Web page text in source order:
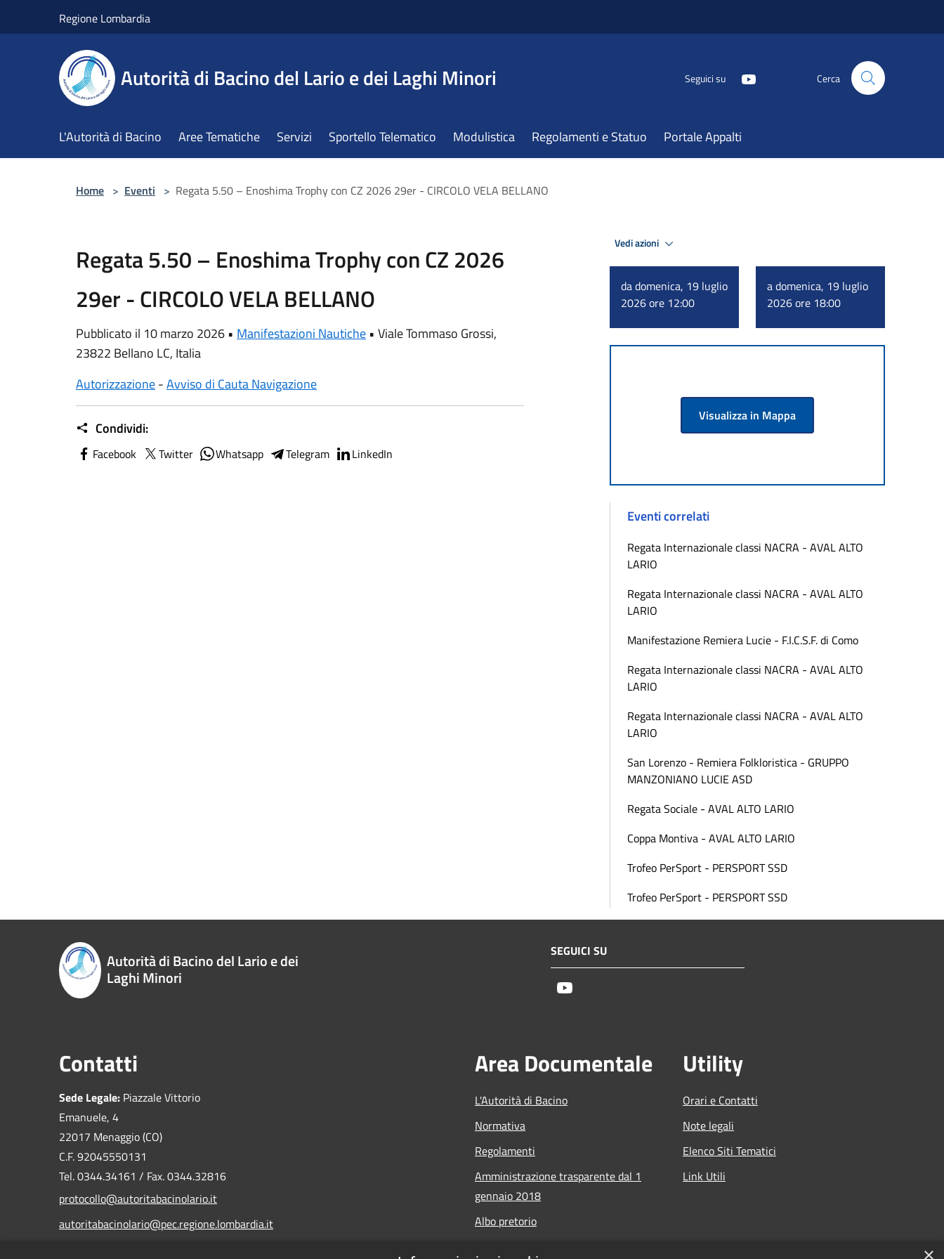
Regione Lombardia
Autorità di Bacino del Lario e dei Laghi Minori Seguici su Cerca
L'Autorità di Bacino Aree Tematiche Servizi Sportello Telematico Modulistica Regolamenti e Statuo Portale Appalti
Home > Eventi > Regata 5.50 – Enoshima Trophy con CZ 2026 29er - CIRCOLO VELA BELLANO
Regata 5.50 – Enoshima Trophy con CZ 2026
29er - CIRCOLO VELA BELLANO
Pubblicato il 10 marzo 2026 • Manifestazioni Nautiche • Viale Tommaso Grossi,
23822 Bellano LC, Italia
Autorizzazione-Avviso di Cauta Navigazione
Condividi:
Facebook Twitter Whatsapp Telegram LinkedIn
Vedi azioni
da domenica, 19 luglio
2026 ore 12:00
a domenica, 19 luglio
2026 ore 18:00
Visualizza in Mappa
Eventi correlati
Regata Internazionale classi NACRA - AVAL ALTO
LARIO
Regata Internazionale classi NACRA - AVAL ALTO
LARIO
Manifestazione Remiera Lucie - F.I.C.S.F. di Como
Regata Internazionale classi NACRA - AVAL ALTO
LARIO
Regata Internazionale classi NACRA - AVAL ALTO
LARIO
San Lorenzo - Remiera Folkloristica - GRUPPO
MANZONIANO LUCIE ASD
Regata Sociale - AVAL ALTO LARIO
Coppa Montiva - AVAL ALTO LARIO
Trofeo PerSport - PERSPORT SSD
Trofeo PerSport - PERSPORT SSD
Autorità di Bacino del Lario e dei
Laghi Minori
SEGUICI SU
Contatti
Sede Legale: Piazzale Vittorio
Emanuele, 4
22017 Menaggio (CO)
C.F. 92045550131
Tel. 0344.34161 / Fax. 0344.32816
protocollo@autoritabacinolario.it
autoritabacinolario@pec.regione.lombardia.it
Area Documentale
L'Autorità di Bacino
Normativa
Regolamenti
Amministrazione trasparente dal 1
gennaio 2018
Albo pretorio
Utility
Orari e Contatti
Note legali
Elenco Siti Tematici
Link Utili